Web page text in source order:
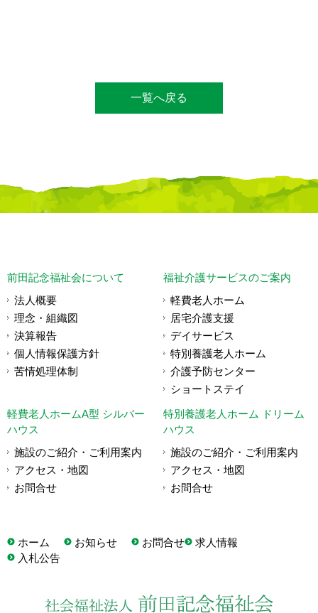
一覧へ戻る
前田記念福祉会について
法人概要
理念・組織図
決算報告
個人情報保護方針
苦情処理体制
福祉介護サービスのご案内
軽費老人ホーム
居宅介護支援
デイサービス
特別養護老人ホーム
介護予防センター
ショートステイ
軽費老人ホームA型 シルバー
ハウス
施設のご紹介・ご利用案内
アクセス・地図
お問合せ
特別養護老人ホーム ドリーム
ハウス
施設のご紹介・ご利用案内
アクセス・地図
お問合せ
ホーム お知らせ お問合せ
求人情報
入札公告